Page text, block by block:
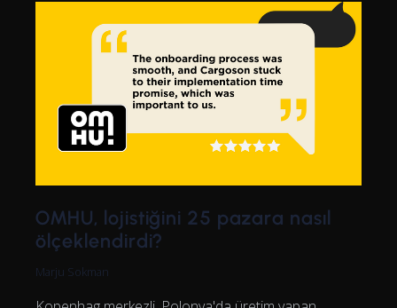
OMHU, lojistiğini 25 pazara nasıl
ölçeklendirdi?
Marju Sokman